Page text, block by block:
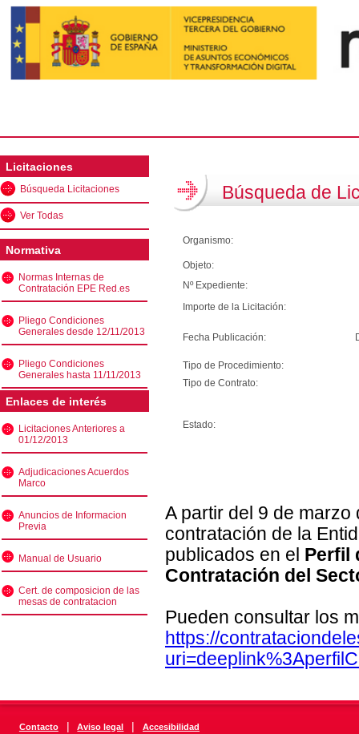
Licitaciones
Búsqueda Licitaciones
Ver Todas
Normativa
Normas Internas de
Contratación EPE Red.es
Pliego Condiciones
Generales desde 12/11/2013
Pliego Condiciones
Generales hasta 11/11/2013
Enlaces de interés
Licitaciones Anteriores a
01/12/2013
Adjudicaciones Acuerdos
Marco
Anuncios de Informacion
Previa
Manual de Usuario
Cert. de composicion de las
mesas de contratacion
Búsqueda de
Organismo:
Objeto:
Nº Expediente:
Importe de la Licitación:
Fecha Publicación:
Tipo de Procedimiento:
Tipo de Contrato:
Estado:
A partir del 9 de
contratación de la
publicados en el Perfil
Contratación del
Pueden consultar los
https://
Contacto | Aviso legal | Accesibilidad